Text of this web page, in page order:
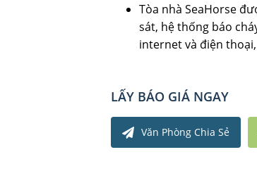
Tòa nhà SeaHorse
sát, hệ thống báo
internet và điện
LẤY BÁO GIÁ NGAY
Văn Phòng Chia Sẻ